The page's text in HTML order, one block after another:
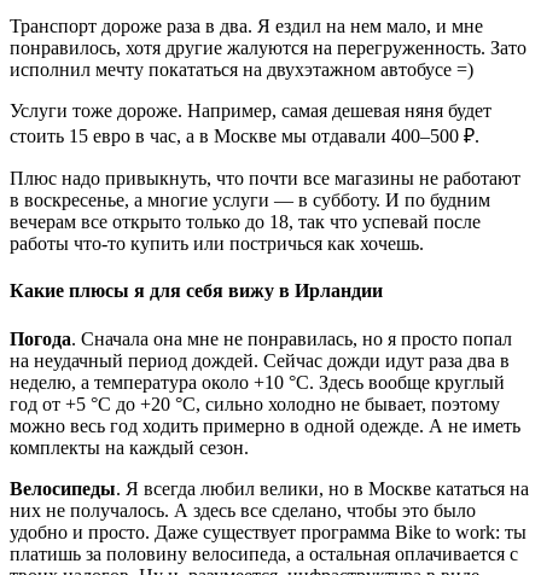
Транспорт дороже раза в два. Я ездил на нем мало, и мне
понравилось, хотя другие жалуются на перегруженность. Зато
исполнил мечту покататься на двухэтажном автобусе =)
Услуги тоже дороже. Например, самая дешевая няня будет
стоить 15 евро в час, а в Москве мы отдавали 400–500 ₽.
Плюс надо привыкнуть, что почти все магазины не работают
в воскресенье, а многие услуги — в субботу. И по будним
вечерам все открыто только до 18, так что успевай после
работы что-то купить или постричься как хочешь.
Какие плюсы я для себя вижу в Ирландии
Погода. Сначала она мне не понравилась, но я просто попал
на неудачный период дождей. Сейчас дожди идут раза два в
неделю, а температура около +10 °С. Здесь вообще круглый
год от +5 °С до +20 °С, сильно холодно не бывает, поэтому
можно весь год ходить примерно в одной одежде. А не иметь
комплекты на каждый сезон.
Велосипеды. Я всегда любил велики, но в Москве кататься на
них не получалось. А здесь все сделано, чтобы это было
удобно и просто. Даже существует программа Bike to work: ты
платишь за половину велосипеда, а остальная оплачивается с